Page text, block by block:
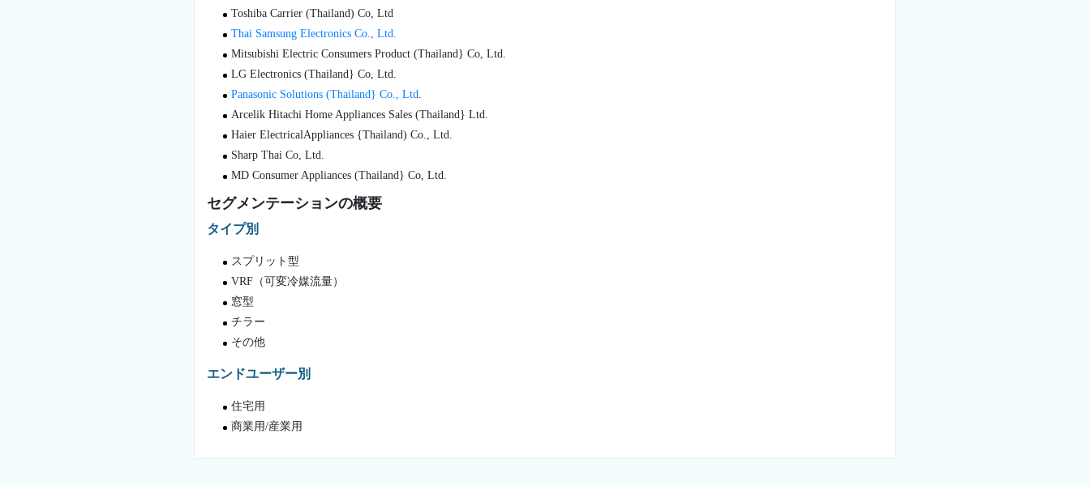
Toshiba Carrier (Thailand) Co, Ltd
Thai Samsung Electronics Co., Ltd.
Mitsubishi Electric Consumers Product (Thailand} Co, Ltd.
LG Electronics (Thailand} Co, Ltd.
Panasonic Solutions (Thailand} Co., Ltd
Arcelik Hitachi Home Appliances Sales (Thailand} Ltd.
Haier ElectricalAppliances {Thailand) Co., Ltd.
Sharp Thai Co, Ltd.
MD Consumer Appliances (Thailand} Co, Ltd.
セグメンテーションの概要
タイプ別
スプリット型
VRF（可変冷媒流量）
窓型
チラー
その他
エンドユーザー別
住宅用
商業用/産業用